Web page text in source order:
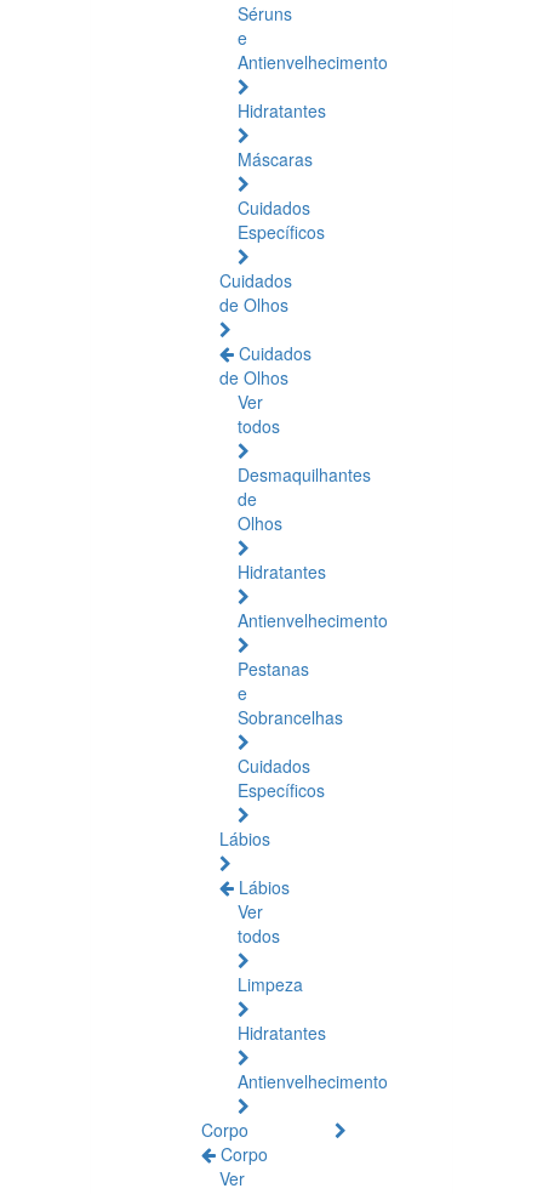
Séruns
e
Antienvelhecimento
Hidratantes
Máscaras
Cuidados
Específicos
Cuidados
de Olhos
Cuidados
de Olhos
Ver
todos
Desmaquilhantes
de
Olhos
Hidratantes
Antienvelhecimento
Pestanas
e
Sobrancelhas
Cuidados
Específicos
Lábios
Lábios
Ver
todos
Limpeza
Hidratantes
Antienvelhecimento
Corpo
Corpo
Ver